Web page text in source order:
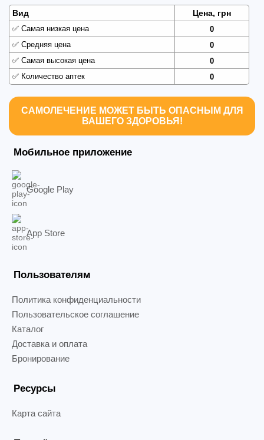
Вид Цена, грн
✅ Самая низкая цена
0
✅ Средняя цена
0
✅ Самая высокая цена
0
✅ Количество аптек 0
САМОЛЕЧЕНИЕ МОЖЕТ БЫТЬ ОПАСНЫМ ДЛЯ
ВАШЕГО ЗДОРОВЬЯ!
Мобильное приложение
Google Play
App Store
Пользователям
Политика конфиденциальности
Пользовательское соглашение
Каталог
Доставка и оплата
Бронирование
Ресурсы
Карта сайта